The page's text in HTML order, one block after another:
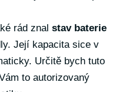
rád znal stav baterie
Její kapacita sice v
Určitě bych tuto
to autorizovaný